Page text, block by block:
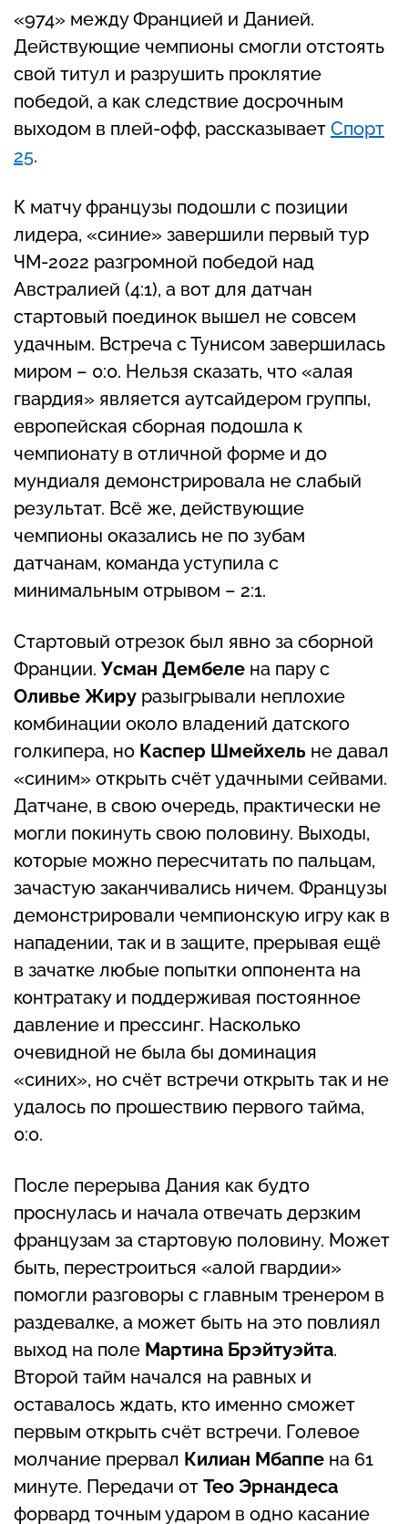
«974» между Францией и Данией.
Действующие чемпионы смогли отстоять
свой титул и разрушить проклятие
победой, а как следствие досрочным
выходом в плей-офф, рассказывает Спорт
25.
К матчу французы подошли с позиции
лидера, «синие» завершили первый тур
ЧМ-2022 разгромной победой над
Австралией (4:1), а вот для датчан
стартовый поединок вышел не совсем
удачным. Встреча с Тунисом завершилась
миром – 0:0. Нельзя сказать, что «алая
гвардия» является аутсайдером группы,
европейская сборная подошла к
чемпионату в отличной форме и до
мундиаля демонстрировала не слабый
результат. Всё же, действующие
чемпионы оказались не по зубам
датчанам, команда уступила с
минимальным отрывом – 2:1.
Стартовый отрезок был явно за сборной
Франции. Усман Дембеле на пару с
Оливье Жиру разыгрывали неплохие
комбинации около владений датского
голкипера, но Каспер Шмейхель не давал
«синим» открыть счёт удачными сейвами.
Датчане, в свою очередь, практически не
могли покинуть свою половину. Выходы,
которые можно пересчитать по пальцам,
зачастую заканчивались ничем. Французы
демонстрировали чемпионскую игру как в
нападении, так и в защите, прерывая ещё
в зачатке любые попытки оппонента на
контратаку и поддерживая постоянное
давление и прессинг. Насколько
очевидной не была бы доминация
«синих», но счёт встречи открыть так и не
удалось по прошествию первого тайма,
0:0.
После перерыва Дания как будто
проснулась и начала отвечать дерзким
французам за стартовую половину. Может
быть, перестроиться «алой гвардии»
помогли разговоры с главным тренером в
раздевалке, а может быть на это повлиял
выход на поле Мартина Брэйтуэйта.
Второй тайм начался на равных и
оставалось ждать, кто именно сможет
первым открыть счёт встречи. Голевое
молчание прервал Килиан Мбаппе на 61
минуте. Передачи от Тео Эрнандеса
форвард точным ударом в одно касание